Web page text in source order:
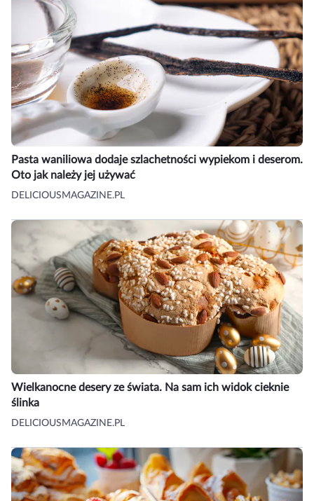
Pasta waniliowa dodaje szlachetności wypiekom i deserom.
Oto jak należy jej używać
DELICIOUSMAGAZINE.PL
Wielkanocne desery ze świata. Na sam ich widok cieknie
ślinka
DELICIOUSMAGAZINE.PL